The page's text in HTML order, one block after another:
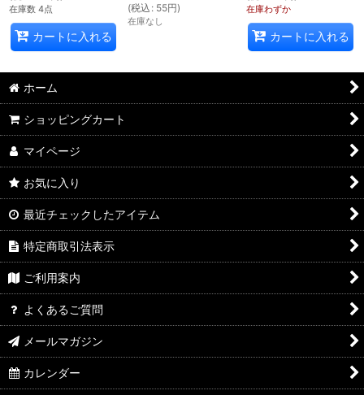
在庫数 4点
カートに入れる
(税込 : 55円)
在庫なし
在庫わずか
カートに入れる
ホーム
ショッピングカート
マイページ
お気に入り
最近チェックしたアイテム
特定商取引法表示
ご利用案内
よくあるご質問
メールマガジン
カレンダー